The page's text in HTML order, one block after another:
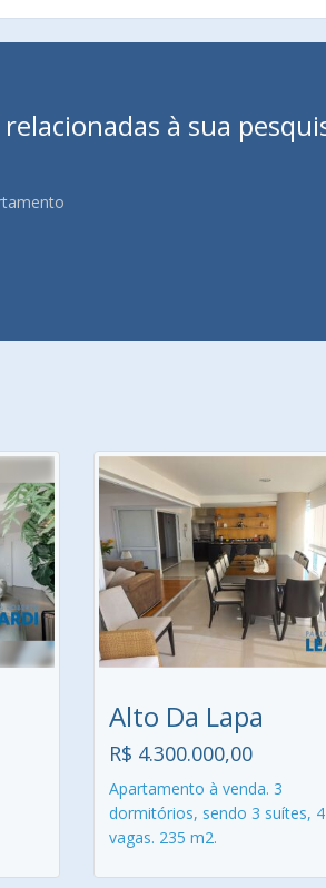
à sua
Alto Da Lapa
R$ 4.300.000,00
Apartamento à venda. 3
dormitórios, sendo 3 suítes, 4
vagas. 235 m2.